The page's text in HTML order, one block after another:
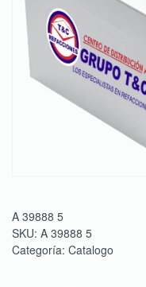
A 39888 5
SKU: A 39888 5
Categoría: Catalogo